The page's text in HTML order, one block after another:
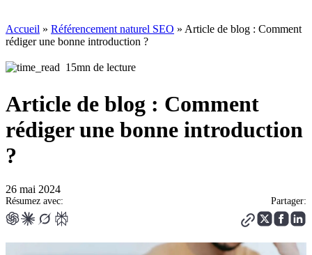
Accueil » Référencement naturel SEO » Article de blog : Comment
rédiger une bonne introduction ?
15mn de lecture
Article de blog : Comment
rédiger une bonne introduction
?
26 mai 2024
Résumez avec: Partager: